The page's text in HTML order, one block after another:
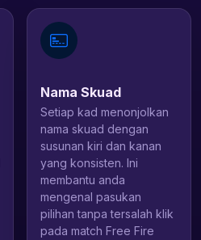
Nama Skuad
Setiap kad menonjolkan
nama skuad dengan
susunan kiri dan kanan
yang konsisten. Ini
membantu anda
mengenal pasukan
pilihan tanpa tersalah klik
pada match Free Fire